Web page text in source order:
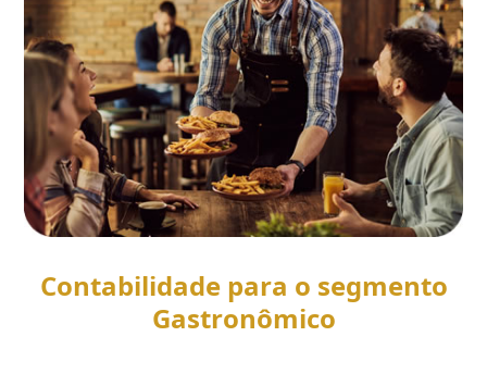
Contabilidade para o segmento
Gastronômico